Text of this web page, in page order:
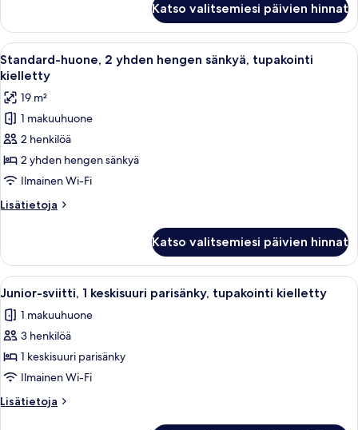
Non
Smoking
kuvat
2
Twin
Beds,
Non
Smoking
Katso valitsemiesi päivien hinnat
Avaa
kaikki
huonetyypin
Standard-
huone,
2
yhden
hengen
sänkyä,
tupakointi
kuvat
Hotellihuone, jossa on työpöytä,
10
Standard-huone, 2 yhden hengen sänkyä, tupakointi
kielletty
19 m²
1 makuuhuone
2 henkilöä
2 yhden hengen sänkyä
Ilmainen Wi-Fi
Lisätietoja
Lisätietoja
2
yhden
hengen
tupakointi
kielletty
Katso valitsemiesi päivien hinnat
Avaa
kaikki
huonetyypin
Junior-
sviitti,
1
keskisuuri
parisänky,
Moderni hotellihuone, jossa on
13
Junior-sviitti, 1 keskisuuri parisänky, tupakointi kielletty
1 makuuhuone
3 henkilöä
1 keskisuuri parisänky
Ilmainen Wi-Fi
Lisätietoja
Lisätietoja